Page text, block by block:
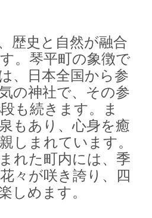
歴史と自然が融合
。琴平町の象徴で
、日本全国から参
の神社で、その参
も続きます。ま
もあり、心身を癒
しまれています。
れた町内には、季
々が咲き誇り、四
しめます。